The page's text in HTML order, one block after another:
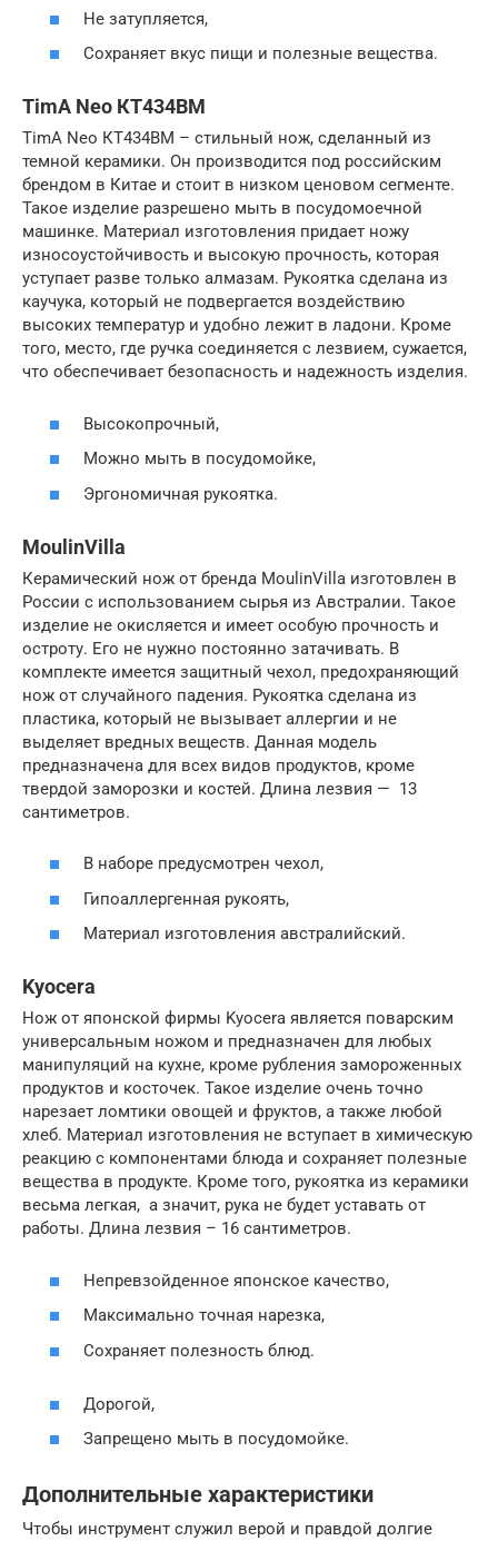
Не затупляется,
Сохраняет вкус пищи и полезные вещества.
TimA Neo КТ434ВМ
TimA Neo КТ434ВМ – стильный нож, сделанный из
темной керамики. Он производится под российским
брендом в Китае и стоит в низком ценовом сегменте.
Такое изделие разрешено мыть в посудомоечной
машинке. Материал изготовления придает ножу
износоустойчивость и высокую прочность, которая
уступает разве только алмазам. Рукоятка сделана из
каучука, который не подвергается воздействию
высоких температур и удобно лежит в ладони. Кроме
того, место, где ручка соединяется с лезвием, сужается,
что обеспечивает безопасность и надежность изделия.
Высокопрочный,
Можно мыть в посудомойке,
Эргономичная рукоятка.
MoulinVilla
Керамический нож от бренда MoulinVilla изготовлен в
России с использованием сырья из Австралии. Такое
изделие не окисляется и имеет особую прочность и
остроту. Его не нужно постоянно затачивать. В
комплекте имеется защитный чехол, предохраняющий
нож от случайного падения. Рукоятка сделана из
пластика, который не вызывает аллергии и не
выделяет вредных веществ. Данная модель
предназначена для всех видов продуктов, кроме
твердой заморозки и костей. Длина лезвия — 13
сантиметров.
В наборе предусмотрен чехол,
Гипоаллергенная рукоять,
Материал изготовления австралийский.
Kyocera
Нож от японской фирмы Kyocera является поварским
универсальным ножом и предназначен для любых
манипуляций на кухне, кроме рубления замороженных
продуктов и косточек. Такое изделие очень точно
нарезает ломтики овощей и фруктов, а также любой
хлеб. Материал изготовления не вступает в химическую
реакцию с компонентами блюда и сохраняет полезные
вещества в продукте. Кроме того, рукоятка из керамики
весьма легкая, а значит, рука не будет уставать от
работы. Длина лезвия – 16 сантиметров.
Непревзойденное японское качество,
Максимально точная нарезка,
Сохраняет полезность блюд.
Дорогой,
Запрещено мыть в посудомойке.
Дополнительные характеристики
Чтобы инструмент служил верой и правдой долгие